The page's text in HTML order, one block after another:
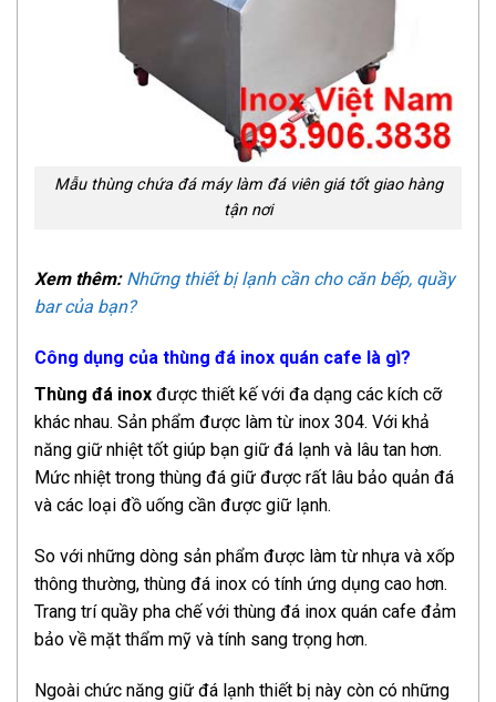
Mẫu thùng chứa đá máy làm đá viên giá tốt giao hàng
tận nơi
Xem thêm: Những thiết bị lạnh cần cho căn bếp, quầy
bar của bạn?
Công dụng của thùng đá inox quán cafe là gì?
Thùng đá inox được thiết kế với đa dạng các kích cỡ
khác nhau. Sản phẩm được làm từ inox 304. Với khả
năng giữ nhiệt tốt giúp bạn giữ đá lạnh và lâu tan hơn.
Mức nhiệt trong thùng đá giữ được rất lâu bảo quản đá
và các loại đồ uống cần được giữ lạnh.
So với những dòng sản phẩm được làm từ nhựa và xốp
thông thường, thùng đá inox có tính ứng dụng cao hơn.
Trang trí quầy pha chế với thùng đá inox quán cafe đảm
bảo về mặt thẩm mỹ và tính sang trọng hơn.
Ngoài chức năng giữ đá lạnh thiết bị này còn có những